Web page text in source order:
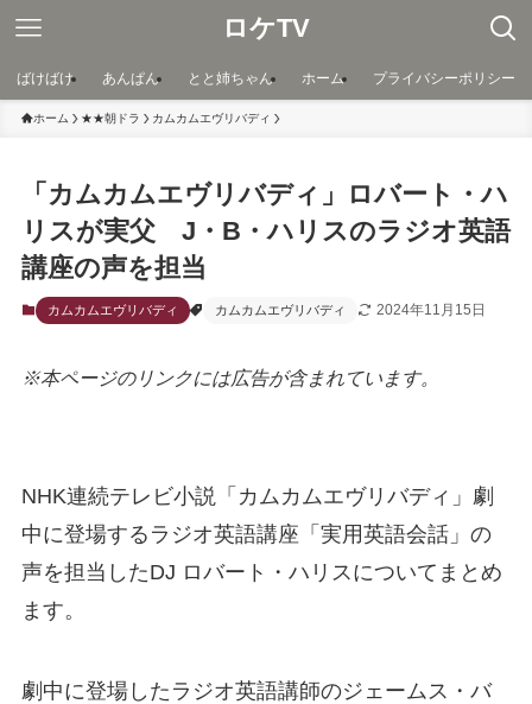
ロケTV
ばけばけ あんぱん とと姉ちゃん ホーム プライバシーポリシー
ホーム ★★朝ドラ カムカムエヴリバディ
「カムカムエヴリバディ」ロバート・ハ
リスが実父 J・B・ハリスのラジオ英語
講座の声を担当
カムカムエヴリバディ カムカムエヴリバディ 2024年11月15日
※本ページのリンクには広告が含まれています。
NHK連続テレビ小説「カムカムエヴリバディ」劇
中に登場するラジオ英語講座「実用英語会話」の
声を担当したDJ ロバート・ハリスについてまとめ
ます。
劇中に登場したラジオ英語講師のジェームス・バ